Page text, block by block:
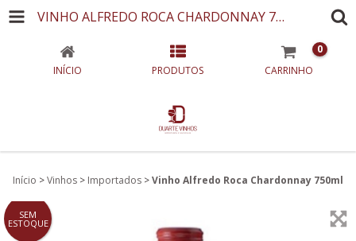
VINHO ALFREDO ROCA CHARDONNAY 750ML
INÍCIO PRODUTOS CARRINHO
0
Início >Vinhos > Importados >Vinho Alfredo Roca Chardonnay 750ml
SEM
ESTOQUE